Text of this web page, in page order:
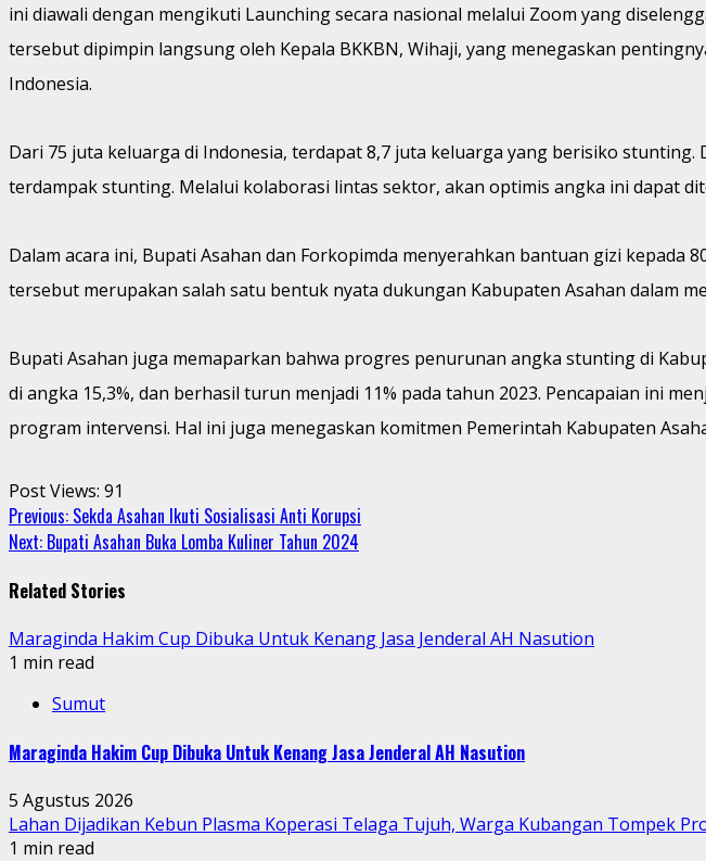
ini diawali dengan mengikuti Launching secara nasional melalui Zoom yang
tersebut dipimpin langsung oleh Kepala BKKBN, Wihaji, yang menegaskan
Indonesia.
Dari 75 juta keluarga di Indonesia, terdapat 8,7 juta keluarga yang berisiko
terdampak stunting. Melalui kolaborasi lintas sektor, akan optimis angka ini dapat
Dalam acara ini, Bupati Asahan dan Forkopimda menyerahkan bantuan gizi kepada
tersebut merupakan salah satu bentuk nyata dukungan Kabupaten Asahan dalam
Bupati Asahan juga memaparkan bahwa progres penurunan angka stunting di
di angka 15,3%, dan berhasil turun menjadi 11% pada tahun 2023. Pencapaian ini
program intervensi. Hal ini juga menegaskan komitmen Pemerintah Kabupaten
Post Views: 91
Continue
Reading
Previous: Sekda Asahan Ikuti Sosialisasi Anti Korupsi
Next: Bupati Asahan Buka Lomba Kuliner Tahun 2024
Related Stories
Maraginda Hakim Cup Dibuka Untuk Kenang Jasa Jenderal AH Nasution
1 min read
Sumut
Maraginda Hakim Cup Dibuka Untuk Kenang Jasa Jenderal AH Nasution
5 Agustus 2026
Lahan Dijadikan Kebun Plasma Koperasi Telaga Tujuh, Warga Kubangan Tompek
1 min read